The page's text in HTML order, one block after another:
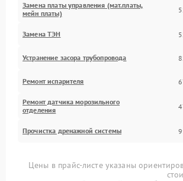
Замена платы управления (мат.платы,
мейн платы)
Замена ТЭН
Устранение засора трубопровода
Ремонт испарителя
Ремонт датчика морозильного
отделения
Прочистка дренажной системы
Цены в прайс-листе указаны